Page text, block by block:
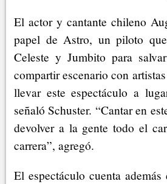
El actor y cantante chileno
papel de Astro, un piloto
Celeste y Jumbito para
compartir escenario con
llevar este espectáculo a
señaló Schuster. “Cantar en
devolver a la gente todo el
carrera”, agregó.
El espectáculo cuenta